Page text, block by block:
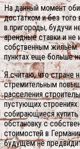
На данный момент
достатком и без
в пригороды, будучи
арендные ставки и
собственным жильем.
пунктах еще больше
Я считаю, что стране
стремительным
расселения
пустующих
собирающиеся
обстановку с
стоимостей в
будущем не